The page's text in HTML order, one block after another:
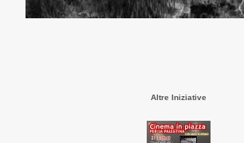
Altre Iniziative